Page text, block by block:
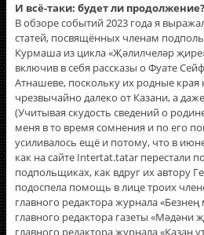
И всё-таки: будет ли продолжение?
В обзоре событий 2023 года я
статей, посвящённых членам
Курмаша из цикла «Җәлилчеләр
включив в себя рассказы о Фуате
Атнашеве, поскольку их родные края
чрезвычайно далеко от Казани, а
(Учитывая скудость сведений о
меня в то время сомнения и по его
усиливалось ещё и потому, что в
как на сайте Intertat.tatar перестали
подпольщиках, как вдруг их автору
подоспела помощь в лице троих
главного редактора журнала
главного редактора газеты «Мәдәни
главного редактора журнала «Казан